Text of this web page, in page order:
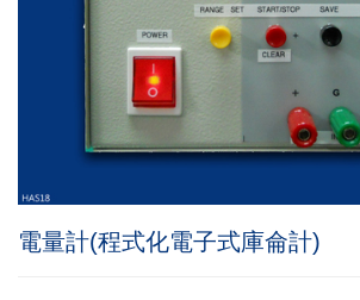
電量計(程式化電子式庫侖計)